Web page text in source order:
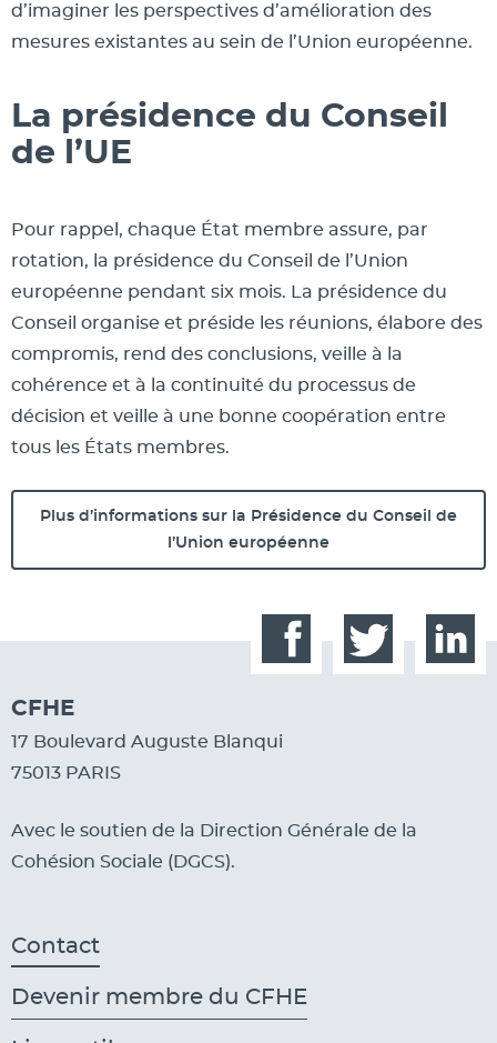
d’imaginer les perspectives d’amélioration des
mesures existantes au sein de l’Union européenne.
La présidence du Conseil
de l’UE
Pour rappel, chaque État membre assure, par
rotation, la présidence du Conseil de l’Union
européenne pendant six mois. La présidence du
Conseil organise et préside les réunions, élabore des
compromis, rend des conclusions, veille à la
cohérence et à la continuité du processus de
décision et veille à une bonne coopération entre
tous les États membres.
Plus d’informations sur la Présidence du Conseil de
l’Union européenne
FacebookTwitter
CFHE
17 Boulevard Auguste Blanqui
75013 PARIS
Avec le soutien de la Direction Générale de la
Cohésion Sociale (DGCS).
Contact
Devenir membre du CFHE